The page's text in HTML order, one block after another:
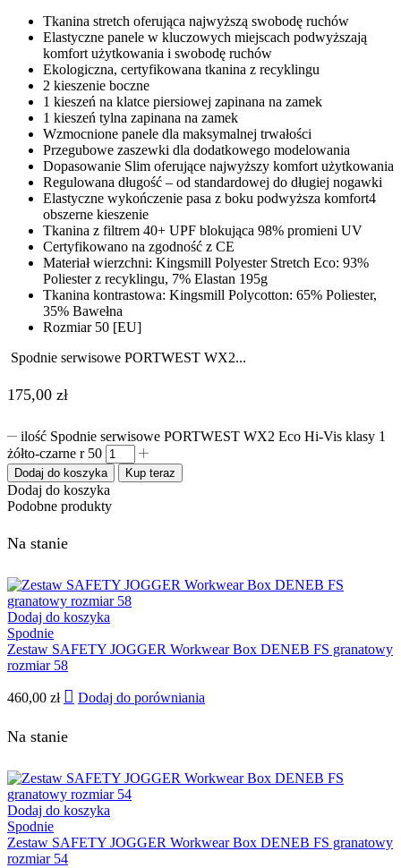
Tkanina stretch oferująca najwyższą swobodę ruchów
Elastyczne panele w kluczowych miejscach podwyższają
komfort użytkowania i swobodę ruchów
Ekologiczna, certyfikowana tkanina z recyklingu
2 kieszenie boczne
1 kieszeń na klatce piersiowej zapinana na zamek
1 kieszeń tylna zapinana na zamek
Wzmocnione panele dla maksymalnej trwałości
Przegubowe zaszewki dla dodatkowego modelowania
Dopasowanie Slim oferujące najwyższy komfort użytkowania
Regulowana długość – od standardowej do długiej nogawki
Elastyczne wykończenie pasa z boku podwyższa komfort4
obszerne kieszenie
Tkanina z filtrem 40+ UPF blokująca 98% promieni UV
Certyfikowano na zgodność z CE
Materiał wierzchni: Kingsmill Polyester Stretch Eco: 93%
Poliester z recyklingu, 7% Elastan 195g
Tkanina kontrastowa: Kingsmill Polycotton: 65% Poliester,
35% Bawełna
Rozmiar 50 [EU]
Spodnie serwisowe PORTWEST WX2...
175,00 zł
ilość Spodnie serwisowe PORTWEST WX2 Eco Hi-Vis klasy 1
żółto-czarne r 50
Dodaj do koszyka Kup teraz
Dodaj do koszyka
Podobne produkty
Na stanie
Dodaj do koszyka
Spodnie
Zestaw SAFETY JOGGER Workwear Box DENEB FS granatowy
rozmiar 58
460,00 zł Dodaj do porówniania
Na stanie
Dodaj do koszyka
Spodnie
Zestaw SAFETY JOGGER Workwear Box DENEB FS granatowy
rozmiar 54